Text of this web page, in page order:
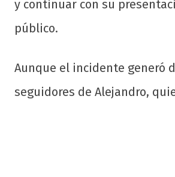
y continuar con su
público.
Aunque el incidente generó
seguidores de Alejandro,